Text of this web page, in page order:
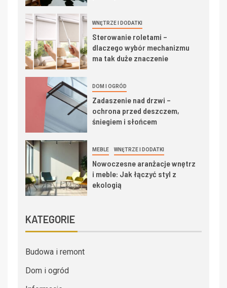
WNĘTRZE I DODATKI
Sterowanie roletami –
dlaczego wybór mechanizmu
ma tak duże znaczenie
DOM I OGRÓD
Zadaszenie nad drzwi –
ochrona przed deszczem,
śniegiem i słońcem
MEBLE WNĘTRZE I DODATKI
Nowoczesne aranżacje wnętrz
i meble: Jak łączyć styl z
ekologią
KATEGORIE
Budowa i remont
Dom i ogród